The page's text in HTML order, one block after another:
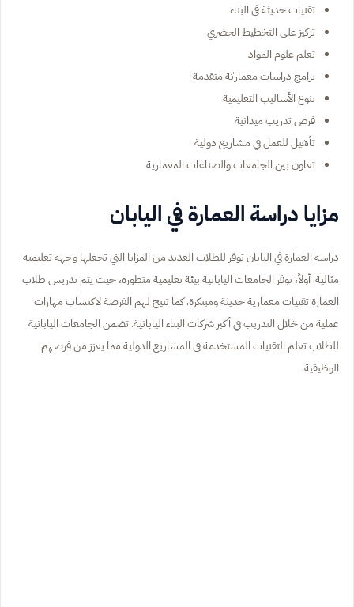
تقنيات حديثة في البناء
تركيز على التخطيط الحضري
تعلم علوم المواد
برامج دراسات معماريّة متقدمة
تنوع الأساليب التعليمية
فرص تدريب ميدانية
تأهيل للعمل في مشاريع دولية
تعاون بين الجامعات والصناعات المعمارية
مزايا دراسة العمارة في اليابان
دراسة العمارة في اليابان توفر للطلاب العديد من المزايا التي تجعلها وجهة تعليمية
مثالية. أولاً، توفر الجامعات اليابانية بيئة تعليمية متطورة، حيث يتم تدريس طلاب
العمارة تقنيات معمارية حديثة ومبتكرة. كما تتيح لهم الفرصة لاكتساب مهارات
عملية من خلال التدريب في أكبر شركات البناء اليابانية. تضمن الجامعات اليابانية
للطلاب تعلم التقنيات المستخدمة في المشاريع الدولية مما يعزز من فرصهم
الوظيفية.